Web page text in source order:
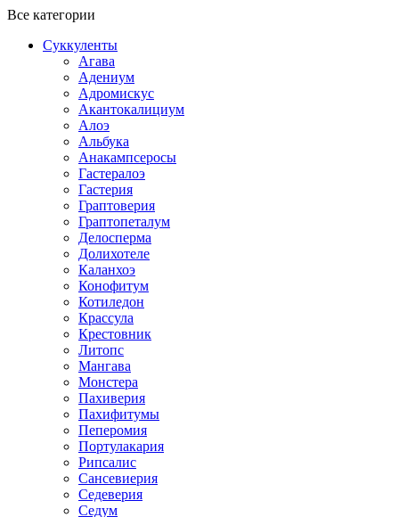
Все категории
Суккуленты
Агава
Адениум
Адромискус
Акантокалициум
Алоэ
Альбука
Анакампсеросы
Гастералоэ
Гастерия
Граптоверия
Граптопеталум
Делосперма
Долихотеле
Каланхоэ
Конофитум
Котиледон
Крассула
Крестовник
Литопс
Мангава
Монстера
Пахиверия
Пахифитумы
Пеперомия
Портулакария
Рипсалис
Сансевиерия
Седеверия
Седум